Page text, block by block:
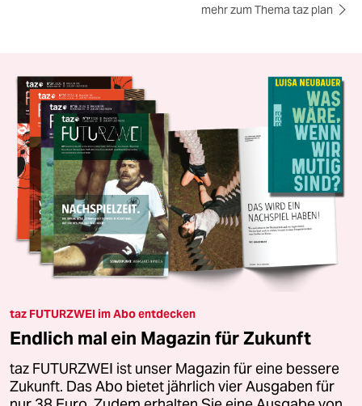
mehr zum Thema taz plan
taz FUTURZWEI im Abo entdecken
Endlich mal ein Magazin für Zukunft
taz FUTURZWEI ist unser Magazin für eine bessere
Zukunft. Das Abo bietet jährlich vier Ausgaben für